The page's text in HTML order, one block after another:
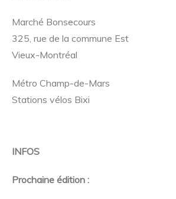
Marché Bonsecours
325, rue de la commune Est
Vieux-Montréal
Métro Champ-de-Mars
Stations vélos Bixi
INFOS
Prochaine édition :